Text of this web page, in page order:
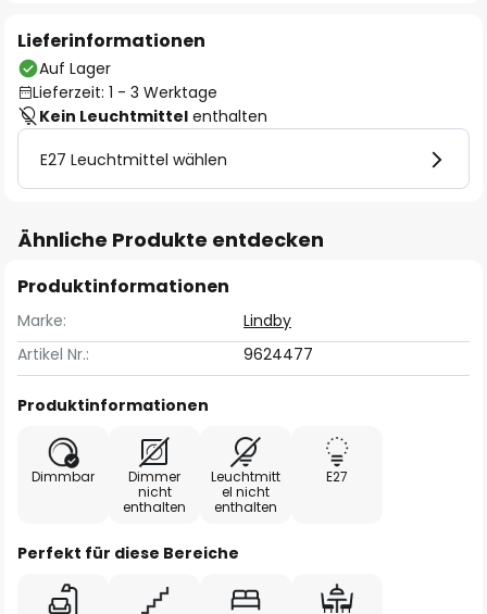
Lieferinformationen
Auf Lager
Lieferzeit: 1 - 3 Werktage
Kein Leuchtmittel enthalten
E27 Leuchtmittel wählen
Ähnliche Produkte entdecken
Produktinformationen
Marke:
Lindby
Artikel Nr.:
9624477
Produktinformationen
Dimmbar
Dimmer
nicht
enthalten
Leuchtmitt
el nicht
enthalten
E27
Perfekt für diese Bereiche